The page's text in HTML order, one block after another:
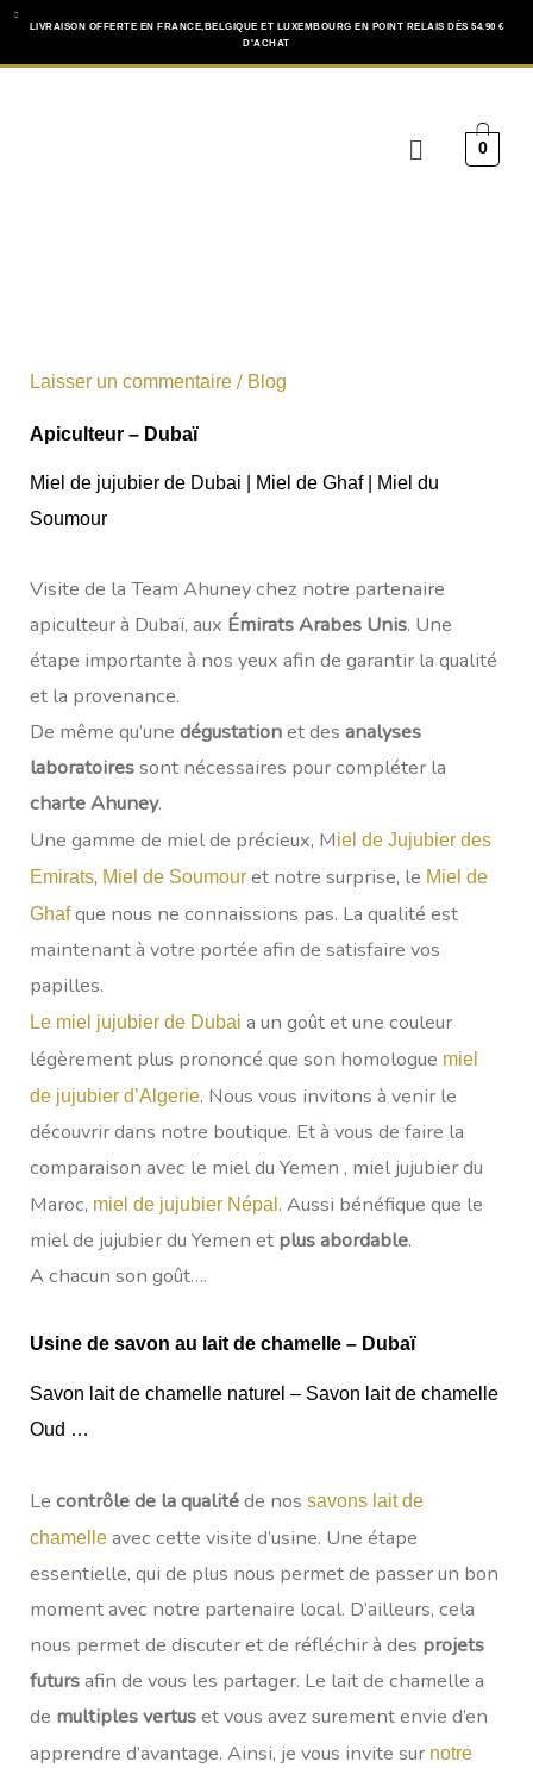
Aller LIVRAISON OFFERTE EN FRANCE,BELGIQUE ET LUXEMBOURG EN POINT RELAIS DÈS 54.90 €
D'ACHAT
Menu 0
Laisser un commentaire / Blog
Apiculteur – Dubaï
Miel de jujubier de Dubai | Miel de Ghaf | Miel du
Soumour
Visite de la Team Ahuney chez notre partenaire
apiculteur à Dubaï, aux Émirats Arabes Unis. Une
étape importante à nos yeux afin de garantir la qualité
et la provenance.
De même qu’unedégustationet desanalyses
laboratoiressont nécessaires pour compléter la
charte Ahuney.
Une gamme de miel de précieux, Miel de Jujubier des
Emirats, Miel de Soumour et notre surprise, le Miel de
Ghafque nous ne connaissions pas. La qualité est
maintenant à votre portée afin de satisfaire vos
papilles.
Le miel jujubier de Dubai a un goût et une couleur
légèrement plus prononcé que son homologue miel
de jujubier d’Algerie. Nous vous invitons à venir le
découvrir dans notre boutique. Et à vous de faire la
comparaison avec le miel du Yemen , miel jujubier du
Maroc, miel de jujubier Népal. Aussi bénéfique que le
miel de jujubier du Yemen et plus abordable.
A chacun son goût….
Usine de savon au lait de chamelle – Dubaï
Savon lait de chamelle naturel – Savon lait de chamelle
Oud …
Lecontrôle de la qualitéde nossavons lait de
chamelle avec cette visite d’usine. Une étape
essentielle, qui de plus nous permet de passer un bon
moment avec notre partenaire local. D’ailleurs, cela
nous permet de discuter et de réfléchir à des projets
futursafin de vous les partager. Le lait de chamelle a
de multiples vertuset vous avez surement envie d’en
apprendre d’avantage. Ainsi, je vous invite sur notre